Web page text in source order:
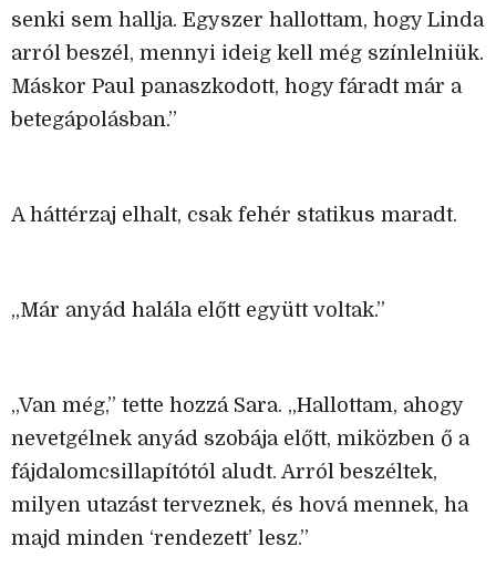
senki sem hallja. Egyszer hallottam, hogy Linda
arról beszél, mennyi ideig kell még színlelniük.
Máskor Paul panaszkodott, hogy fáradt már a
betegápolásban.”
A háttérzaj elhalt, csak fehér statikus maradt.
„Már anyád halála előtt együtt voltak.”
„Van még,” tette hozzá Sara. „Hallottam, ahogy
nevetgélnek anyád szobája előtt, miközben ő a
fájdalomcsillapítótól aludt. Arról beszéltek,
milyen utazást terveznek, és hová mennek, ha
majd minden ‘rendezett’ lesz.”